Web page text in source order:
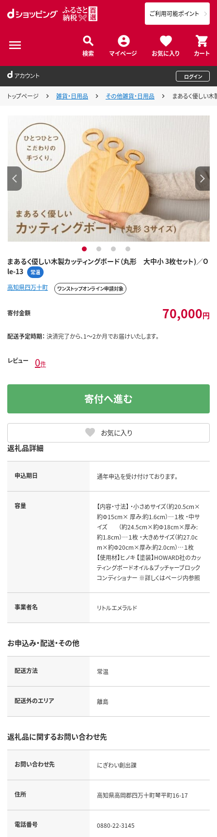
検索 マイページ お気に入り カート
ご利用可能ポイント
アカウント ログイン
トップページ 雑貨・日用品 その他雑貨・日用品 まあるく優しい
まあるく優しい木製カッティングボード（丸形 大中小 3枚セット)／O
le-13
常温
1 2 3 4
高知県四万十町 ワンストップオンライン申請対象
寄付金額 70,000円
配送予定時期： 決済完了から、1～2か月でお届けいたします。
レビュー 0件
お気に入り
寄付へ進む
返礼品詳細
申込期日 通年申込を受け付けております。
容量
【内容・寸法】 ・小さめサイズ（約20.5cm×
約Φ15cm× 厚み:約1.6cm）…１枚 ・中サ
イズ （約24.5cm×約Φ18cm×厚み:
約1.8cm）…１枚 ・大きめサイズ（約27.0c
m×約Φ20cm×厚み:約2.0cm）…１枚
【使用材】ヒノキ 【塗装】HOWARD社のカッ
ティングボードオイル＆ブッチャーブロック
コンディショナー ※詳しくはページ内参照
事業者名 リトルエメラルド
お申込み・配送・その他
配送方法 常温
配送外のエリア 離島
返礼品に関するお問い合わせ先
お問い合わせ先 にぎわい創出課
住所 高知県高岡郡四万十町琴平町16-17
電話番号 0880-22-3145